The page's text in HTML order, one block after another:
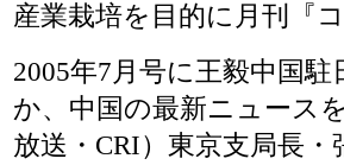
産業栽培を目的に月刊『
2005年7月号に王毅中国
か、中国の最新ニュース
放送・CRI）東京支局長